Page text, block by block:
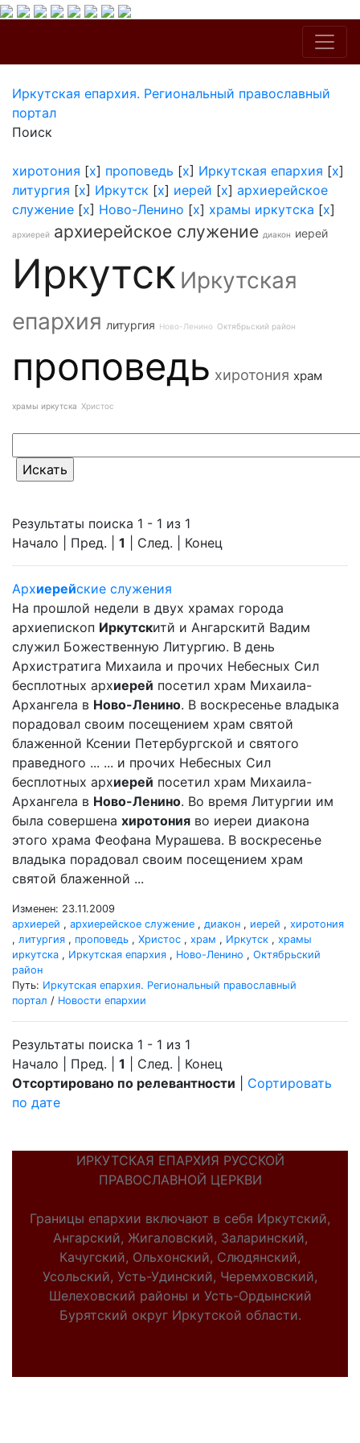
Иркутская епархия. Региональный православный
портал
Поиск
хиротония [x] проповедь [x] Иркутская епархия [x]
литургия [x] Иркутск [x] иерей [x] архиерейское
служение [x] Ново-Ленино [x] храмы иркутска [x]
архиерей архиерейское служение диакон иерей
Иркутск Иркутская
епархия литургия Ново-Ленино Октябрьский район
проповедь хиротония храм
храмы иркутска Христос
Результаты поиска 1 - 1 из 1
Начало | Пред. | 1 | След. | Конец
Архиерейские служения
На прошлой недели в двух храмах города
архиепископ Иркутскитй и Ангарскитй Вадим
служил Божественную Литургию. В день
Архистратига Михаила и прочих Небесных Сил
бесплотных архиерей посетил храм Михаила-
Архангела в Ново-Ленино. В воскресенье владыка
порадовал своим посещением храм святой
блаженной Ксении Петербургской и святого
праведного ... ... и прочих Небесных Сил
бесплотных архиерей посетил храм Михаила-
Архангела в Ново-Ленино. Во время Литургии им
была совершена хиротония во иереи диакона
этого храма Феофана Мурашева. В воскресенье
владыка порадовал своим посещением храм
святой блаженной ...
Изменен: 23.11.2009
архиерей , архиерейское служение , диакон , иерей , хиротония
, литургия , проповедь , Христос , храм , Иркутск , храмы
иркутска , Иркутская епархия , Ново-Ленино , Октябрьский
район
Путь: Иркутская епархия. Региональный православный
портал / Новости епархии
Результаты поиска 1 - 1 из 1
Начало | Пред. | 1 | След. | Конец
Отсортировано по релевантности
Сортировать
по дате
ИРКУТСКАЯ ЕПАРХИЯ РУССКОЙ
ПРАВОСЛАВНОЙ ЦЕРКВИ
Границы епархии включают в себя Иркутский,
Ангарский, Жигаловский, Заларинский,
Качугский, Ольхонский, Слюдянский,
Усольский, Усть-Удинский, Черемховский,
Шелеховский районы и Усть-Ордынский
Бурятский округ Иркутской области.